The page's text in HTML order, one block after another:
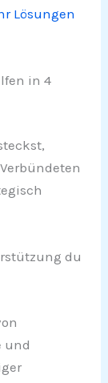
Lösungen
in 4
du
und